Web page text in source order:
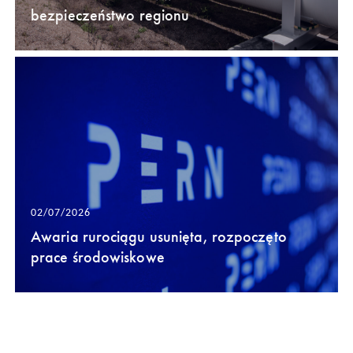
bezpieczeństwo regionu
02/07/2026
Awaria rurociągu usunięta, rozpoczęto
prace środowiskowe